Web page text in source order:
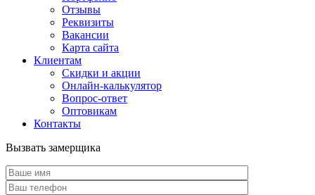
Отзывы
Реквизиты
Вакансии
Карта сайта
Клиентам
Скидки и акции
Онлайн-калькулятор
Вопрос-ответ
Оптовикам
Контакты
Вызвать замерщика